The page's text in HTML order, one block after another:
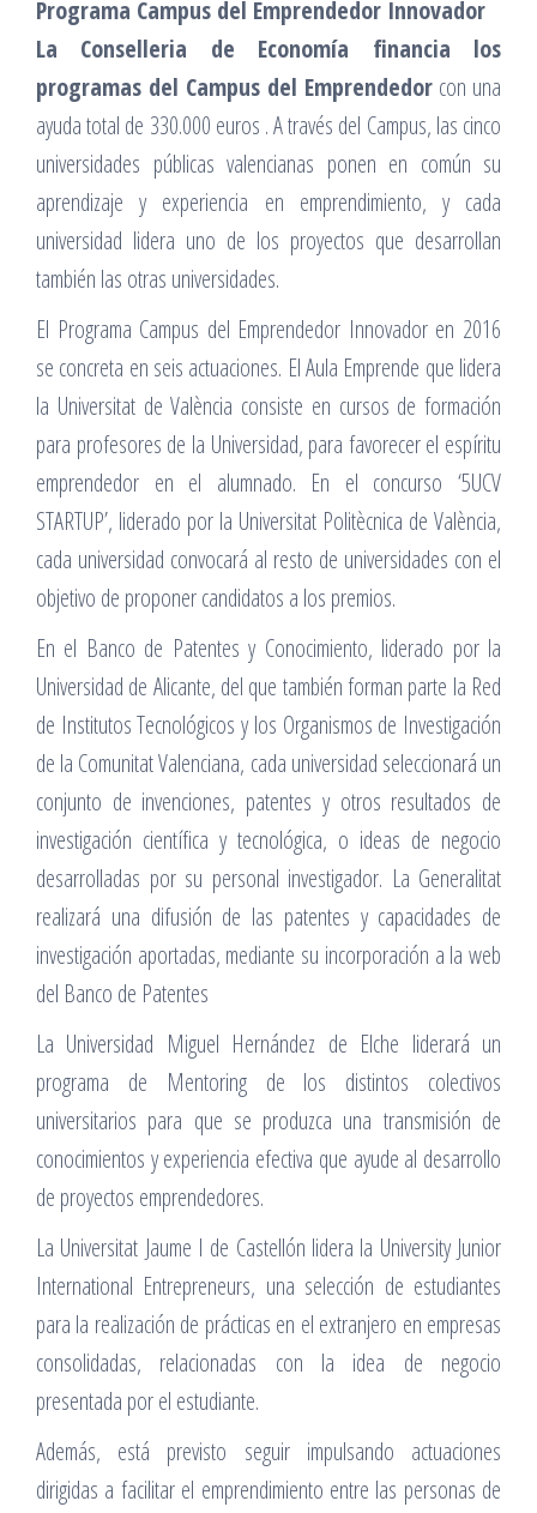
Programa Campus del Emprendedor Innovador
La Conselleria de Economía financia los
programas del Campus del Emprendedor con una
ayuda total de 330.000 euros . A través del Campus, las cinco
universidades públicas valencianas ponen en común su
aprendizaje y experiencia en emprendimiento, y cada
universidad lidera uno de los proyectos que desarrollan
también las otras universidades.
El Programa Campus del Emprendedor Innovador en 2016
se concreta en seis actuaciones. El Aula Emprende que lidera
la Universitat de València consiste en cursos de formación
para profesores de la Universidad, para favorecer el espíritu
emprendedor en el alumnado. En el concurso ‘5UCV
STARTUP’, liderado por la Universitat Politècnica de València,
cada universidad convocará al resto de universidades con el
objetivo de proponer candidatos a los premios.
En el Banco de Patentes y Conocimiento, liderado por la
Universidad de Alicante, del que también forman parte la Red
de Institutos Tecnológicos y los Organismos de Investigación
de la Comunitat Valenciana, cada universidad seleccionará un
conjunto de invenciones, patentes y otros resultados de
investigación científica y tecnológica, o ideas de negocio
desarrolladas por su personal investigador. La Generalitat
realizará una difusión de las patentes y capacidades de
investigación aportadas, mediante su incorporación a la web
del Banco de Patentes
La Universidad Miguel Hernández de Elche liderará un
programa de Mentoring de los distintos colectivos
universitarios para que se produzca una transmisión de
conocimientos y experiencia efectiva que ayude al desarrollo
de proyectos emprendedores.
La Universitat Jaume I de Castellón lidera la University Junior
International Entrepreneurs, una selección de estudiantes
para la realización de prácticas en el extranjero en empresas
consolidadas, relacionadas con la idea de negocio
presentada por el estudiante.
Además, está previsto seguir impulsando actuaciones
dirigidas a facilitar el emprendimiento entre las personas de